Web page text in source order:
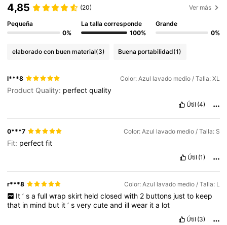
4,85 (20) Ver más
Pequeña
0%
La talla corresponde
100%
Grande
0%
elaborado con buen material(3) Buena portabilidad(1)
l***8 Color: Azul lavado medio / Talla: XL
Product Quality: perfectquality
Útil (4)
0***7 Color: Azul lavado medio / Talla: S
Fit: perfectfit
Útil (1)
r***8 Color: Azul lavado medio / Talla: L
It ’ s a full wrap skirt held closed with 2 buttons just to keep
that in mind but it’sverycuteand illwear ita lot
Útil (3)